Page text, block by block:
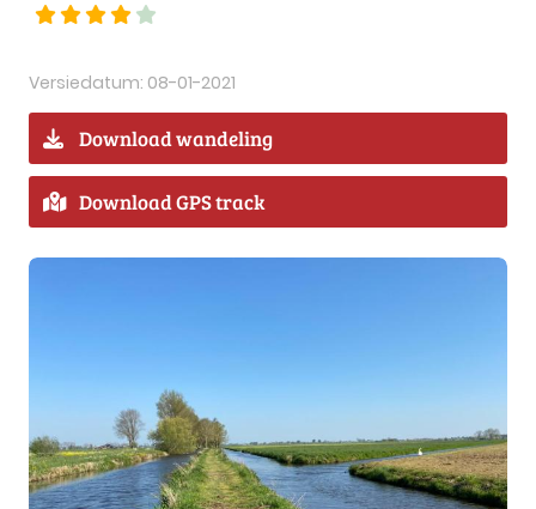
Versiedatum: 08-01-2021
Download wandeling
Download GPS track